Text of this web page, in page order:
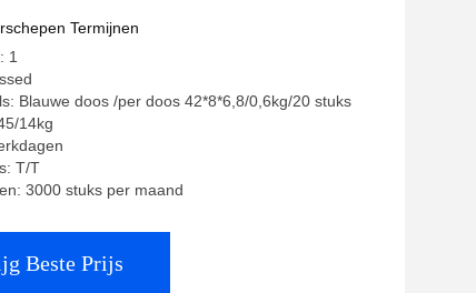
Termijnen
1
Blauwe doos /per doos 42*8*6,8/0,6kg/20 stuks
14kg
T/T
3000 stuks per maand
Beste Prijs